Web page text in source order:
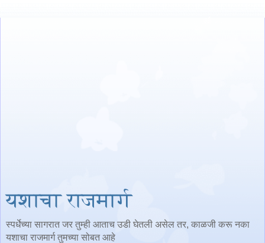
यशाचा राजमार्ग
स्पर्धेच्या सागरात जर तुम्ही आताच उडी घेतली असेल तर, काळजी करू नका
यशाचा राजमार्ग तुमच्या सोबत आहे